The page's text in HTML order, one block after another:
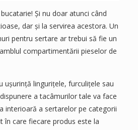
Și nu doar atunci când
dar și la servirea acestora. Un
pentru sertare ar trebui să fie un
compartimentării pieselor de
ușurință lingurițele, furculițele sau
a tacâmurilor tale va face
interioară a sertarelor pe categorii
în care fiecare produs este la